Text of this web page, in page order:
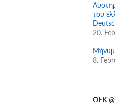
του
20.
8.
OEK